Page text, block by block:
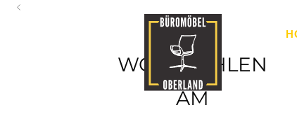
WOHLFÜHLEN
AM